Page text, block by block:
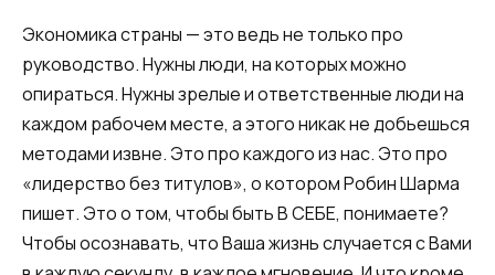
Экономика страны — это ведь не только про
руководство. Нужны люди, на которых можно
опираться. Нужны зрелые и ответственные люди на
каждом рабочем месте, а этого никак не добьешься
методами извне. Это про каждого из нас. Это про
«лидерство без титулов», о котором Робин Шарма
пишет. Это о том, чтобы быть В СЕБЕ, понимаете?
Чтобы осознавать, что Ваша жизнь случается с Вами